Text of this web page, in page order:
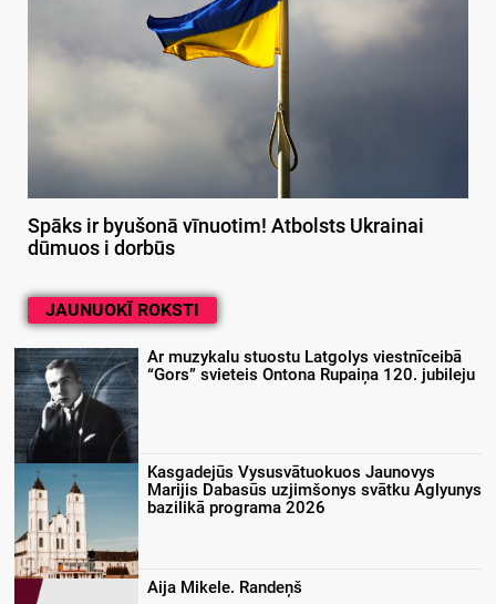
Spāks ir byušonā vīnuotim! Atbolsts Ukrainai
dūmuos i dorbūs
JAUNUOKĪ ROKSTI
Ar muzykalu stuostu Latgolys viestnīceibā
“Gors” svieteis Ontona Rupaiņa 120. jubileju
Kasgadejūs Vysusvātuokuos Jaunovys
Marijis Dabasūs uzjimšonys svātku Aglyunys
bazilikā programa 2026
Aija Mikele. Randeņš